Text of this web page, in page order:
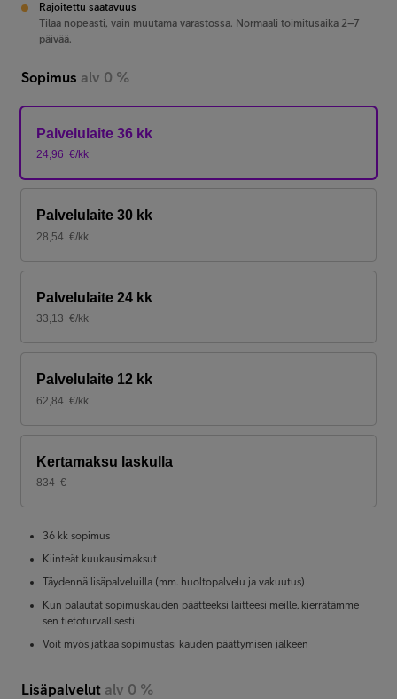
Rajoitettu saatavuus
Tilaa nopeasti, vain muutama varastossa. Normaali toimitusaika 2–7
päivää.
Sopimus alv 0 %
Palvelulaite 36 kk
24,96 €/kk
Palvelulaite 30 kk
28,54 €/kk
Palvelulaite 24 kk
33,13 €/kk
Palvelulaite 12 kk
62,84 €/kk
Kertamaksu laskulla
834 €
36 kk sopimus
Kiinteät kuukausimaksut
Täydennä lisäpalveluilla (mm. huoltopalvelu ja vakuutus)
Kun palautat sopimuskauden päätteeksi laitteesi meille, kierrätämme
sen tietoturvallisesti
Voit myös jatkaa sopimustasi kauden päättymisen jälkeen
Lisäpalvelut alv 0 %